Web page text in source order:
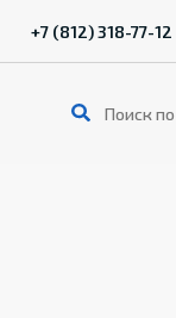
+7 (812) 318-77-12